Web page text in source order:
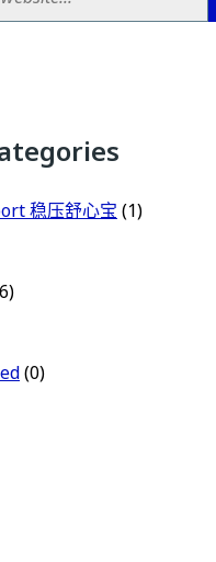
稳压舒心宝 (1)
(0)